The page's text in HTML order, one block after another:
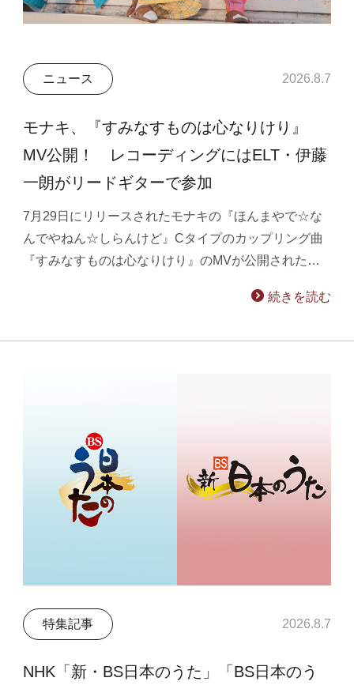
ニュース 2026.8.7
モナキ、『すみなすものは心なりけり』
MV公開！ レコーディングにはELT・伊藤
一朗がリードギターで参加
7月29日にリリースされたモナキの『ほんまやで☆な
んでやねん☆しらんけど』Cタイプのカップリング曲
『すみなすものは心なりけり』のMVが公開された…
続きを読む
特集記事 2026.8.7
NHK「新・BS日本のうた」「BS日本のう